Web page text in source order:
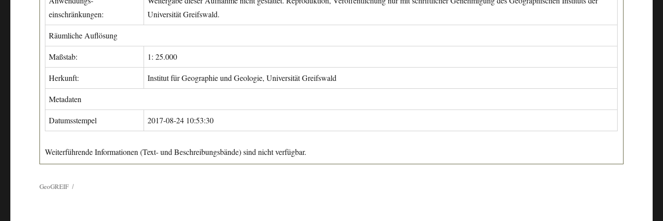
einschränkungen:
Universität Greifswald.
Räumliche Auflösung
Maßstab: 1: 25.000
Herkunft: Institut für Geographie und Geologie, Universität Greifswald
Metadaten
Datumsstempel 2017-08-24 10:53:30
Weiterführende Informationen (Text- und Beschreibungsbände) sind nicht verfügbar.
GeoGREIF